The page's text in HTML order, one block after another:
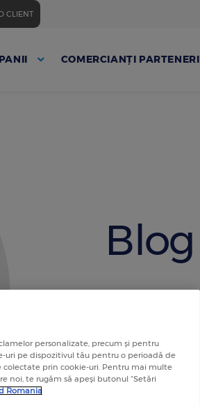
CLIENT
COMERCIANȚI PARTENERI
Blog
personalizate, precum și pentru
uri pe dispozitivul tău pentru o perioadă de
colectate prin cookie-uri. Pentru mai multe
noi, te rugăm să apeși butonul “Setări
Romania